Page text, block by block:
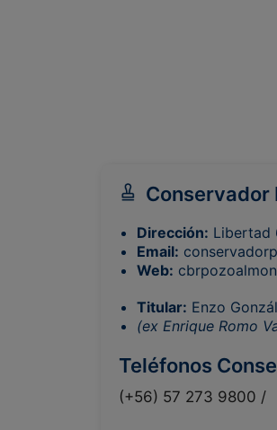
Conservador
Dirección: Libertad
Email:
Web:
Titular: Enzo
(ex Enrique Romo
Teléfonos
(+56) 57 273 9800 /